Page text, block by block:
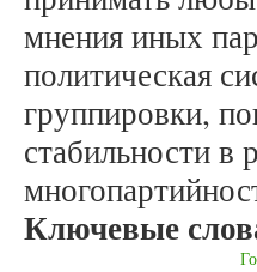
мнения иных
политическая
группировки,
стабильности в
Ключевые